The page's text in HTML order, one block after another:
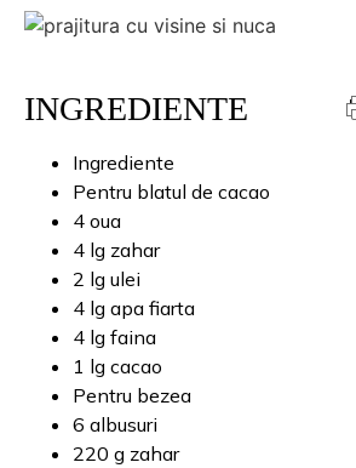
INGREDIENTE
Ingrediente
Pentru blatul de cacao
4 oua
4 lg zahar
2 lg ulei
4 lg apa fiarta
4 lg faina
1 lg cacao
Pentru bezea
6 albusuri
220 g zahar